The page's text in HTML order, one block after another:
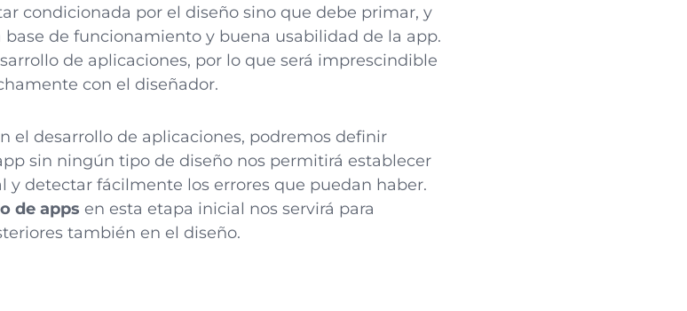
condicionada por el diseño sino que debe primar, y
base de funcionamiento y buena usabilidad de la app.
de aplicaciones, por lo que será imprescindible
con el diseñador.
el desarrollo de aplicaciones, podremos definir
sin ningún tipo de diseño nos permitirá establecer
y detectar fácilmente los errores que puedan haber.
de apps en esta etapa inicial nos servirá para
también en el diseño.